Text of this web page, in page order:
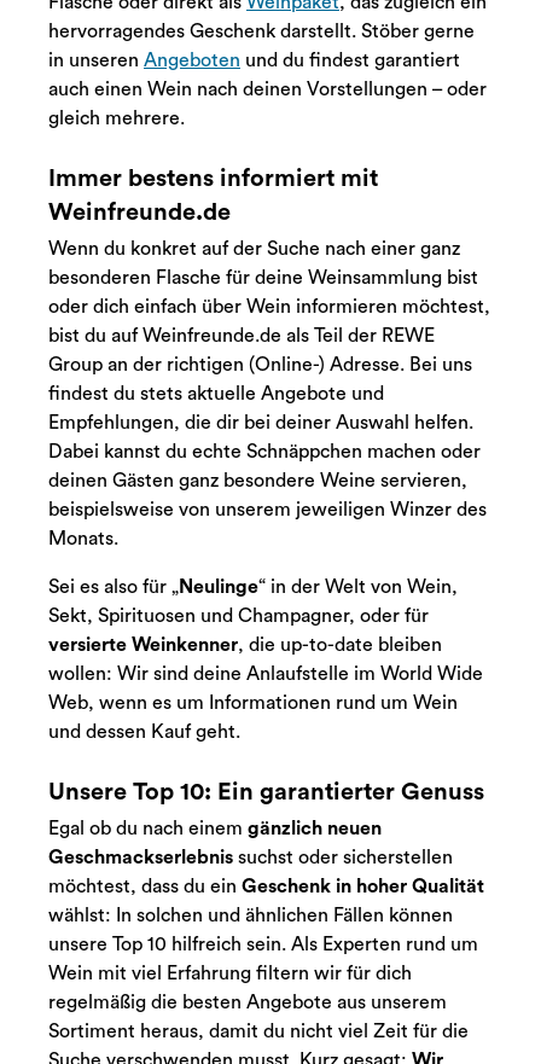
hervorragendes Geschenk darstellt. Stöber gerne
in unseren Angeboten und du findest garantiert
auch einen Wein nach deinen Vorstellungen – oder
gleich mehrere.
Immer bestens informiert mit
Weinfreunde.de
Wenn du konkret auf der Suche nach einer ganz
besonderen Flasche für deine Weinsammlung bist
oder dich einfach über Wein informieren möchtest,
bist du auf Weinfreunde.de als Teil der REWE
Group an der richtigen (Online-) Adresse. Bei uns
findest du stets aktuelle Angebote und
Empfehlungen, die dir bei deiner Auswahl helfen.
Dabei kannst du echte Schnäppchen machen oder
deinen Gästen ganz besondere Weine servieren,
beispielsweise von unserem jeweiligen Winzer des
Monats.
Sei es also für „Neulinge“ in der Welt von Wein,
Sekt, Spirituosen und Champagner, oder für
versierte Weinkenner, die up-to-date bleiben
wollen: Wir sind deine Anlaufstelle im World Wide
Web, wenn es um Informationen rund um Wein
und dessen Kauf geht.
Unsere Top 10: Ein garantierter Genuss
Egal ob du nach einem gänzlich neuen
Geschmackserlebnis suchst oder sicherstellen
möchtest, dass du ein Geschenk in hoher Qualität
wählst: In solchen und ähnlichen Fällen können
unsere Top 10 hilfreich sein. Als Experten rund um
Wein mit viel Erfahrung filtern wir für dich
regelmäßig die besten Angebote aus unserem
Sortiment heraus, damit du nicht viel Zeit für die
Suche verschwenden musst. Kurz gesagt: Wir